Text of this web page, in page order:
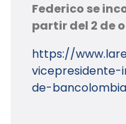
Federico se
partir del 2 de
https://
de-